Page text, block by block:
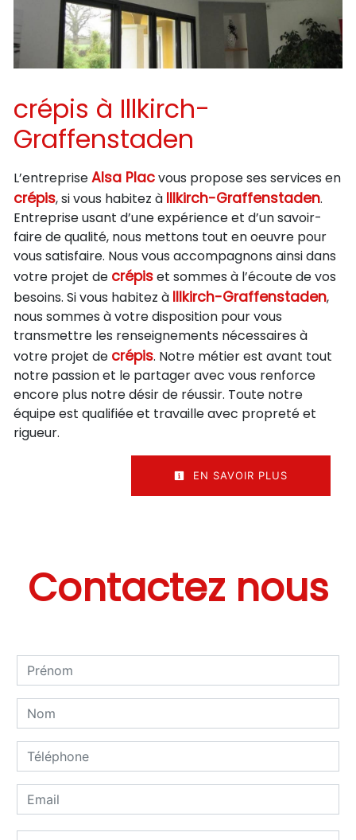
crépis à Illkirch-
Graffenstaden
L’entrepriseAlsa Placvous propose ses services en
crépis, si vous habitez à Illkirch-Graffenstaden.
Entreprise usant d’une expérience et d’un savoir-
faire de qualité, nous mettons tout en oeuvre pour
vous satisfaire. Nous vous accompagnons ainsi dans
votre projet de crépiset sommes à l’écoute de vos
besoins. Si vous habitez à Illkirch-Graffenstaden,
nous sommes à votre disposition pour vous
transmettre les renseignements nécessaires à
votre projet de crépis. Notre métier est avant tout
notre passion et le partager avec vous renforce
encore plus notre désir de réussir. Toute notre
équipe est qualifiée et travaille avec propreté et
rigueur.
EN SAVOIR PLUS
Contactez nous